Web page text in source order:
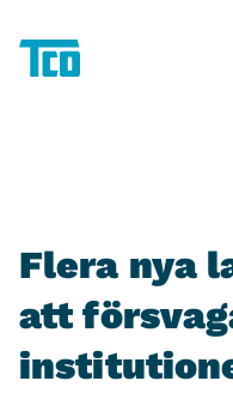
Flera nya
att